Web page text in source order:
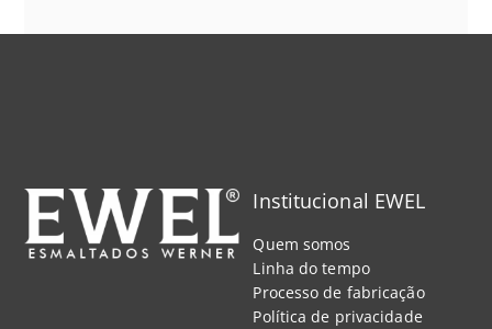
Institucional EWEL
Quem somos
Linha do tempo
Processo de fabricação
Política de privacidade